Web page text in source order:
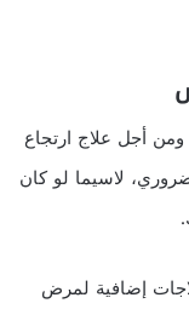
أجل علاج ارتجاع
لاسيما لو كان
إضافية لمرض